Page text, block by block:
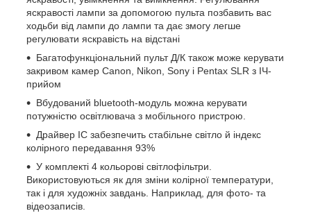
яскравості лампи за допомогою пульта позбавить вас
ходьби від лампи до лампи та дає змогу легше
регулювати яскравість на відстані
Багатофункціональний пульт Д/К також може керувати
закривом камер Canon, Nikon, Sony і Pentax SLR з ІЧ-
прийом
Вбудований bluetooth-модуль можна керувати
потужністю освітлювача з мобільного пристрою.
Драйвер IC забезпечить стабільне світло й індекс
колірного передавання 93%
У комплекті 4 кольорові світлофільтри.
Використовуються як для зміни колірної температури,
так і для художніх завдань. Наприклад, для фото- та
відеозаписів.